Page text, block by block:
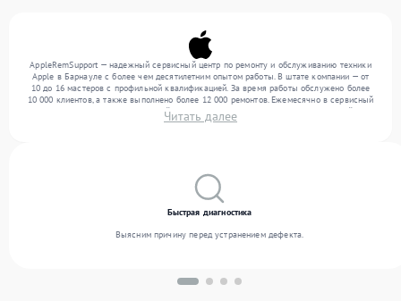
AppleRemSupport — надежный сервисный центр по ремонту и обслуживанию техники
Apple в Барнауле с более чем десятилетним опытом работы. В штате компании — от
10 до 16 мастеров с профильной квалификацией. За время работы обслужено более
10 000 клиентов, а также выполнено более 12 000 ремонтов. Ежемесячно в сервисный
центр поступает от 300 устройств, включая , , . Мы беремся за задачи любой
сложности и гарантируем высокое качество обслуживания благодаря отлаженным
Читать далее
Быстрая диагностика
Выясним причину перед устранением дефекта.